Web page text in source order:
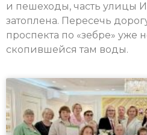
и пешеходы, часть улицы
затоплена. Пересечь
проспекта по «зебре» уже
скопившейся там воды.